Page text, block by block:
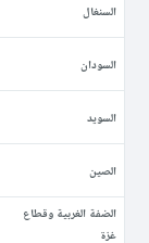
السنغال
السودان
السويد
الصين
الضفة الغربية وقطاع
غزة